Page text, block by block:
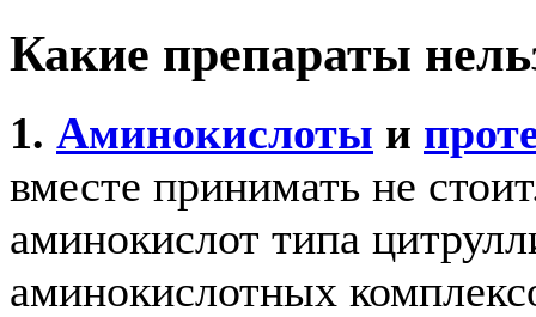
Какие препараты
1. Аминокислоты и
вместе принимать не
аминокислот типа
аминокислотных